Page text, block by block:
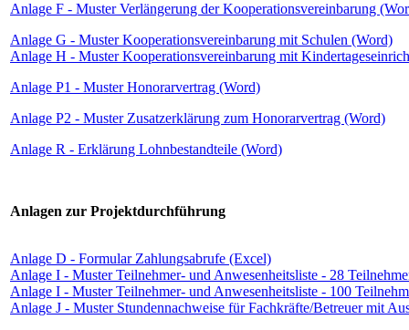
Anlage F - Muster Verlängerung der Kooperationsvereinbarung
Anlage G - Muster Kooperationsvereinbarung mit Schulen (Word)
Anlage H - Muster Kooperationsvereinbarung mit
Anlage P1 - Muster Honorarvertrag (Word)
Anlage P2 - Muster Zusatzerklärung zum Honorarvertrag (Word)
Anlage R - Erklärung Lohnbestandteile (Word)
Anlagen zur Projektdurchführung
Anlage D - Formular Zahlungsabrufe (Excel)
Anlage I - Muster Teilnehmer- und Anwesenheitsliste - 28
Anlage I - Muster Teilnehmer- und Anwesenheitsliste - 100
Anlage J - Muster Stundennachweise für Fachkräfte/Betreuer mit